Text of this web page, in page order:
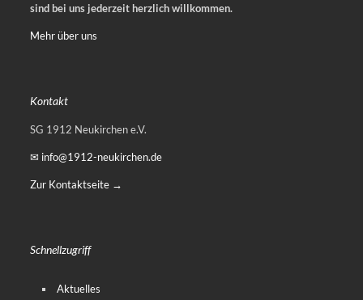
sind bei uns jederzeit herzlich willkommen.
Mehr über uns
Kontakt
SG 1912 Neukirchen e.V.
✉ info@1912-neukirchen.de
Zur Kontaktseite →
Schnellzugriff
Aktuelles